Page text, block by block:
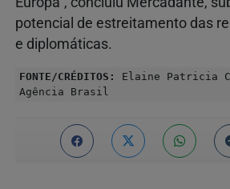
potencial de estreitamento das
e diplomáticas.
FONTE/CRÉDITOS:
Elaine Patricia
Agência Brasil